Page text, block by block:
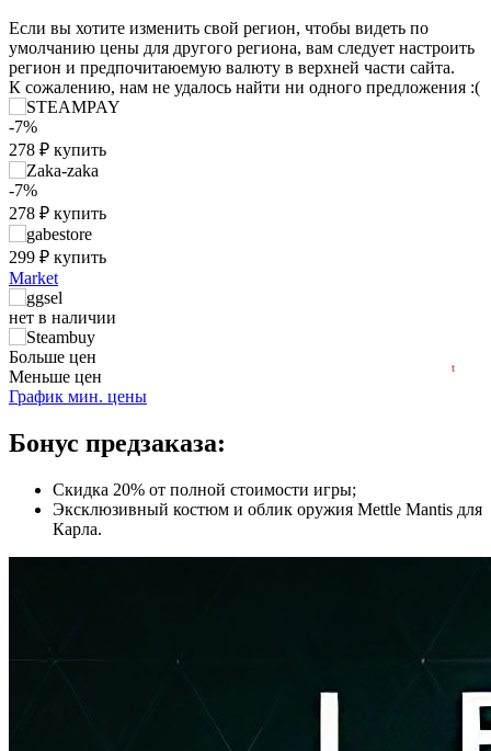
Если вы хотите изменить свой регион, чтобы видеть по
умолчанию цены для другого региона, вам следует настроить
регион и предпочитаюемую валюту в верхней части сайта.
К сожалению, нам не удалось найти ни одного предложения :(
-7%
278 ₽ купить
-7%
278 ₽ купить
299 ₽ купить
Market
нет в наличии
нет в наличии
нет в наличии
нет в наличии
нет в наличии
нет в наличии
Больше цен
Меньше цен
t
₽
100
200
300
min
График мин. цены
Бонус предзаказа:
Скидка 20% от полной стоимости игры;
Эксклюзивный костюм и облик оружия Mettle Mantis для
Карла.